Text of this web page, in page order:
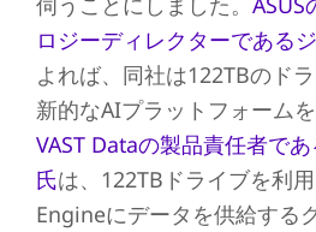
ロジーディレクターである
よれば、同社は122TBのド
新的なAIプラットフォーム
VAST Dataの製品責任者で
氏は、122TBドライブを利
Engineにデータを供給する